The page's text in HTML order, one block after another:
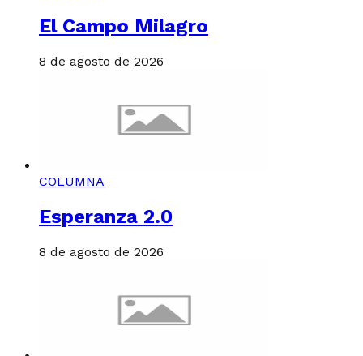
El Campo Milagro
8 de agosto de 2026
COLUMNA
Esperanza 2.0
8 de agosto de 2026